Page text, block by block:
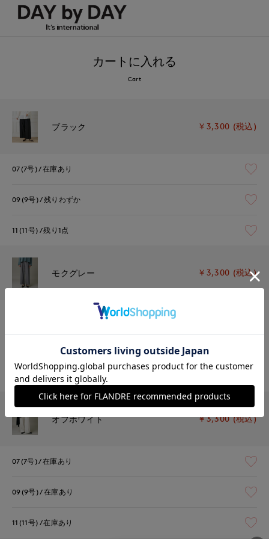
カートに入れる
Cart
ブラック ￥3,300 (税込)
07(7号) 在庫あり
09(9号) 残りわずか
11(11号) 残り1点
モクグレー ￥3,300 (税込)
残り1点
11(11号) 残りわずか
オフホワイト ￥3,300 (税込)
07(7号) 在庫あり
09(9号) 在庫あり
11(11号) 在庫あり